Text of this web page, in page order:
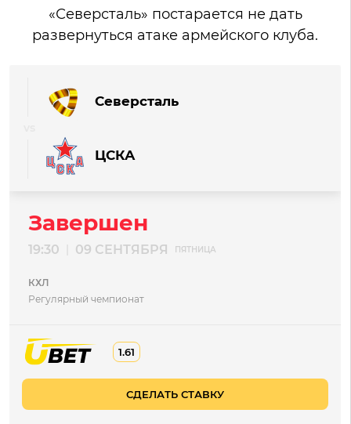
«Северсталь» постарается не дать
развернуться атаке армейского клуба.
Северсталь
ЦСКА
Завершен
19:30 09 СЕНТЯБРЯ ПЯТНИЦА
КХЛ
Регулярный чемпионат
1.61
СДЕЛАТЬ СТАВКУ